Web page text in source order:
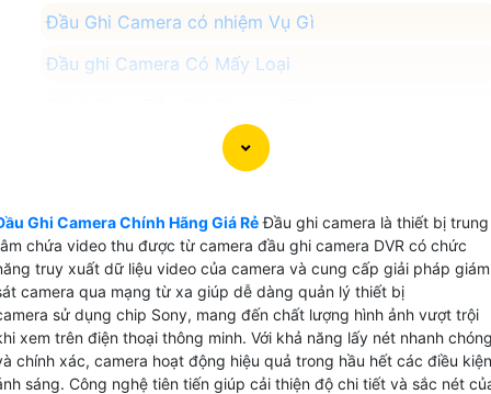
Đầu Ghi Camera có nhiệm Vụ Gì
Đầu ghi Camera Có Mấy Loại
Dùng Đầu Ghi Hãng Nào Tốt
Ghi Camera Chính Hãng Giá RẻĐầu ghi camera là thiết bị trung
chứa video thu được từ camera đầu ghi camera DVR có chức
truy xuất dữ liệu video của camera và cung cấp giải pháp giám
camera qua mạng từ xa giúp dễ dàng quản lý thiết bị
sử dụng chip Sony, mang đến chất lượng hình ảnh vượt trội
xem trên điện thoại thông minh. Với khả năng lấy nét nhanh
chính xác, camera hoạt động hiệu quả trong hầu hết các điều kiện
sáng. Công nghệ tiên tiến giúp cải thiện độ chi tiết và sắc nét